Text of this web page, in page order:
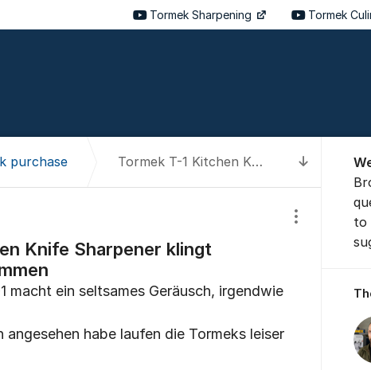
Tormek Sharpening Tormek
To latest
purchase Tormek T-1 Kitchen Knife Sharpener klingt lauter als angenommen
Knife Sharpener klingt
Show/hide
macht ein seltsames Geräusch, irgendwie
angesehen habe laufen die Tormeks leiser
to